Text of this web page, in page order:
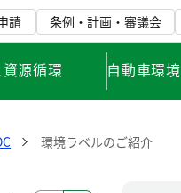
請 条例・計画・審議会
源循環 自動車環境
環境ラベルのご紹介